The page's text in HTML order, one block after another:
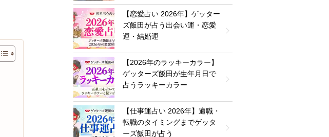
【恋愛占い 2026年】ゲッター
ズ飯田が占う出会い運・恋愛
運・結婚運
【2026年のラッキーカラー】
ゲッターズ飯田が生年月日で
占うラッキーカラー
【仕事運占い 2026年】適職・
転職のタイミングまでゲッタ
ーズ飯田が占う